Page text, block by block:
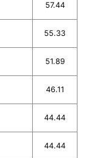
57.44
55.33
51.89
46.11
44.44
44.44